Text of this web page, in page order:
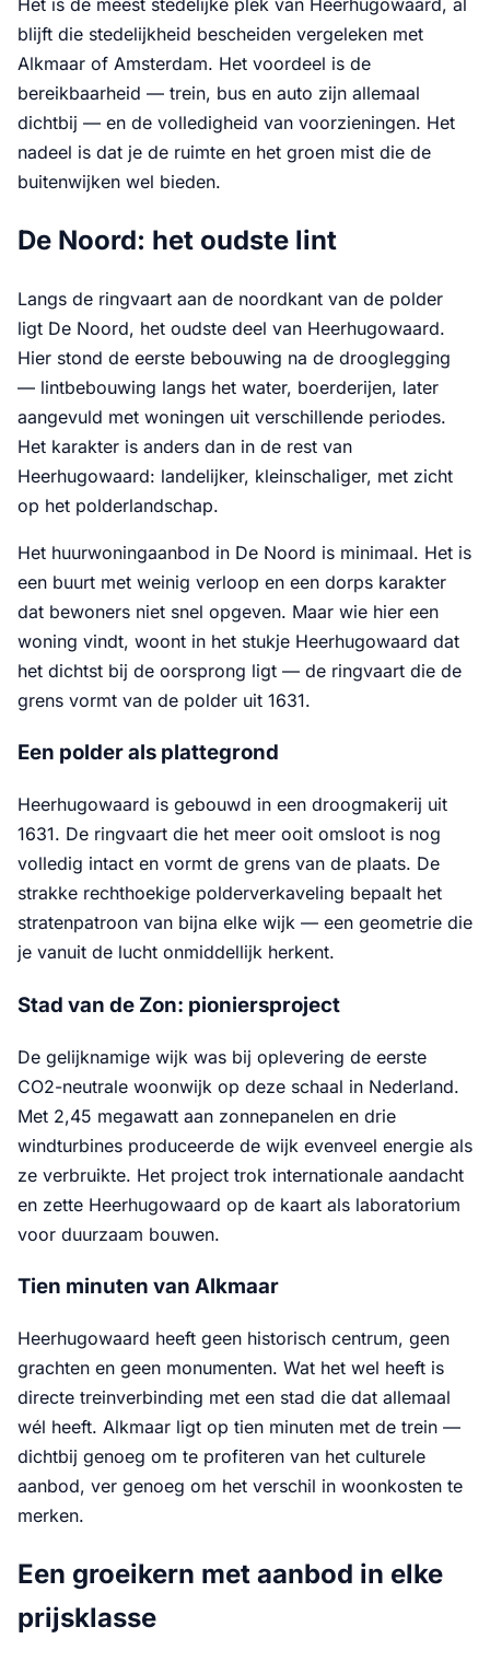
blijft die stedelijkheid bescheiden vergeleken met
Alkmaar of Amsterdam. Het voordeel is de
bereikbaarheid — trein, bus en auto zijn allemaal
dichtbij — en de volledigheid van voorzieningen. Het
nadeel is dat je de ruimte en het groen mist die de
buitenwijken wel bieden.
De Noord: het oudste lint
Langs de ringvaart aan de noordkant van de polder
ligt De Noord, het oudste deel van Heerhugowaard.
Hier stond de eerste bebouwing na de drooglegging
— lintbebouwing langs het water, boerderijen, later
aangevuld met woningen uit verschillende periodes.
Het karakter is anders dan in de rest van
Heerhugowaard: landelijker, kleinschaliger, met zicht
op het polderlandschap.
Het huurwoningaanbod in De Noord is minimaal. Het is
een buurt met weinig verloop en een dorps karakter
dat bewoners niet snel opgeven. Maar wie hier een
woning vindt, woont in het stukje Heerhugowaard dat
het dichtst bij de oorsprong ligt — de ringvaart die de
grens vormt van de polder uit 1631.
Een polder als plattegrond
Heerhugowaard is gebouwd in een droogmakerij uit
1631. De ringvaart die het meer ooit omsloot is nog
volledig intact en vormt de grens van de plaats. De
strakke rechthoekige polderverkaveling bepaalt het
stratenpatroon van bijna elke wijk — een geometrie die
je vanuit de lucht onmiddellijk herkent.
Stad van de Zon: pioniersproject
De gelijknamige wijk was bij oplevering de eerste
CO2-neutrale woonwijk op deze schaal in Nederland.
Met 2,45 megawatt aan zonnepanelen en drie
windturbines produceerde de wijk evenveel energie als
ze verbruikte. Het project trok internationale aandacht
en zette Heerhugowaard op de kaart als laboratorium
voor duurzaam bouwen.
Tien minuten van Alkmaar
Heerhugowaard heeft geen historisch centrum, geen
grachten en geen monumenten. Wat het wel heeft is
directe treinverbinding met een stad die dat allemaal
wél heeft. Alkmaar ligt op tien minuten met de trein —
dichtbij genoeg om te profiteren van het culturele
aanbod, ver genoeg om het verschil in woonkosten te
merken.
Een groeikern met aanbod in elke
prijsklasse